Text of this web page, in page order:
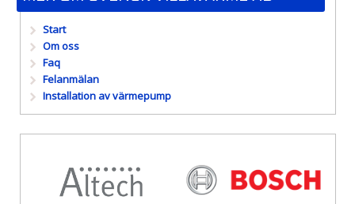
Start
Om oss
Faq
Felanmälan
Installation av värmepump